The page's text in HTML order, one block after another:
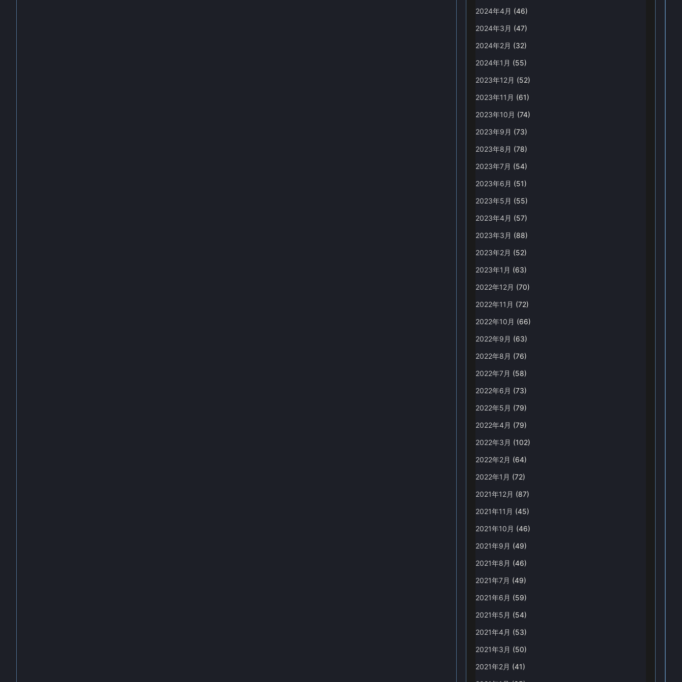
2024年4月 (46)
2024年3月 (47)
2024年2月 (32)
2024年1月 (55)
2023年12月 (52)
2023年11月 (61)
2023年10月 (74)
2023年9月 (73)
2023年8月 (78)
2023年7月 (54)
2023年6月 (51)
2023年5月 (55)
2023年4月 (57)
2023年3月 (88)
2023年2月 (52)
2023年1月 (63)
2022年12月 (70)
2022年11月 (72)
2022年10月 (66)
2022年9月 (63)
2022年8月 (76)
2022年7月 (58)
2022年6月 (73)
2022年5月 (79)
2022年4月 (79)
2022年3月 (102)
2022年2月 (64)
2022年1月 (72)
2021年12月 (87)
2021年11月 (45)
2021年10月 (46)
2021年9月 (49)
2021年8月 (46)
2021年7月 (49)
2021年6月 (59)
2021年5月 (54)
2021年4月 (53)
2021年3月 (50)
2021年2月 (41)